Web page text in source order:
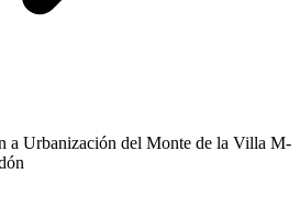
a Urbanización del Monte de la Villa M-